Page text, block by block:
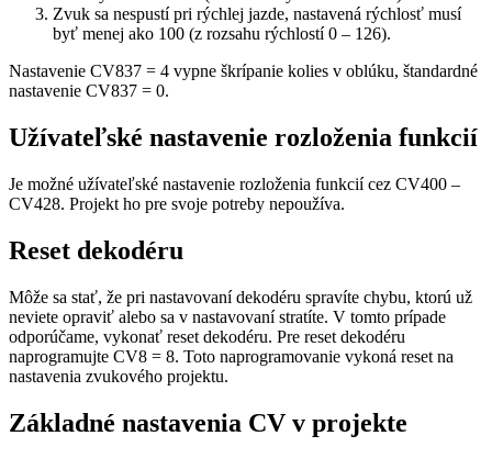
Zvuk sa nespustí pri rýchlej jazde, nastavená rýchlosť musí
byť menej ako 100 (z rozsahu rýchlostí 0 – 126).
Nastavenie CV837 = 4 vypne škrípanie kolies v oblúku, štandardné
nastavenie CV837 = 0.
Užívateľské nastavenie rozloženia funkcií
Je možné užívateľské nastavenie rozloženia funkcií cez CV400 –
CV428. Projekt ho pre svoje potreby nepoužíva.
Reset dekodéru
Môže sa stať, že pri nastavovaní dekodéru spravíte chybu, ktorú už
neviete opraviť alebo sa v nastavovaní stratíte. V tomto prípade
odporúčame, vykonať reset dekodéru. Pre reset dekodéru
naprogramujte CV8 = 8. Toto naprogramovanie vykoná reset na
nastavenia zvukového projektu.
Základné nastavenia CV v projekte